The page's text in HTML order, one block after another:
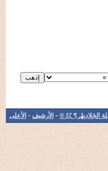
-الأرشيف - الأعلى